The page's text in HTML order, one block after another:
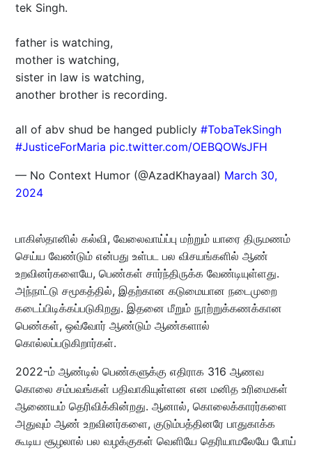
tek Singh.
father is watching,
mother is watching,
sister in law is watching,
another brother is recording.
all of abv shud be hanged publicly #TobaTekSingh
#JusticeForMaria pic.twitter.com/OEBQOWsJFH
— No Context Humor (@AzadKhayaal) March 30,
2024
பாகிஸ்தானில் கல்வி, வேலைவாய்ப்பு மற்றும் யாரை திருமணம்
செய்ய வேண்டும் என்பது உள்பட பல விசயங்களில் ஆண்
உறவினர்களையே, பெண்கள் சார்ந்திருக்க வேண்டியுள்ளது.
அந்நாட்டு சமூகத்தில், இதற்கான கடுமையான நடைமுறை
கடைப்பிடிக்கப்படுகிறது. இதனை மீறும் நூற்றுக்கணக்கான
பெண்கள், ஒவ்வோர் ஆண்டும் ஆண்களால்
கொல்லப்படுகிறார்கள்.
2022-ம் ஆண்டில் பெண்களுக்கு எதிராக 316 ஆணவ
கொலை சம்பவங்கள் பதிவாகியுள்ளன என மனித உரிமைகள்
ஆணையம் தெரிவிக்கின்றது. ஆனால், கொலைக்காரர்களை
அதுவும் ஆண் உறவினர்களை, குடும்பத்தினரே பாதுகாக்க
கூடிய சூழலால் பல வழக்குகள் வெளியே தெரியாமலேயே போய்